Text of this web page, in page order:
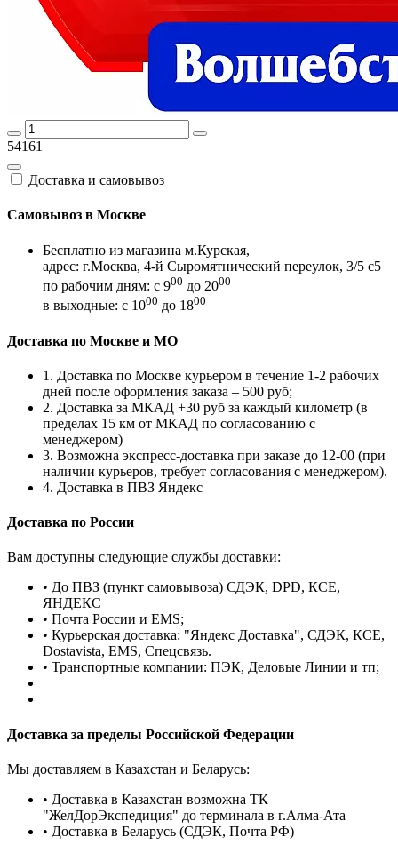
54161
Доставка и самовывоз
Самовывоз в Москве
Бесплатно из магазина м.Курская,
адрес: г.Москва, 4-й Сыромятнический переулок, 3/5 с5
по рабочим дням: с 900 до 2000
в выходные: с 1000 до 1800
Доставка по Москве и МО
1. Доставка по Москве курьером в течение 1-2 рабочих
дней после оформления заказа – 500 руб;
2. Доставка за МКАД +30 руб за каждый километр (в
пределах 15 км от МКАД по согласованию с
менеджером)
3. Возможна экспресс-доставка при заказе до 12-00 (при
наличии курьеров, требует согласования с менеджером).
4. Доставка в ПВЗ Яндекс
Доставка по России
Вам доступны следующие службы доставки:
• До ПВЗ (пункт самовывоза) СДЭК, DPD, КСЕ,
ЯНДЕКС
• Почта России и EMS;
• Курьерская доставка: "Яндекс Доставка", СДЭК, КСЕ,
Dostavista, EMS, Спецсвязь.
• Транспортные компании: ПЭК, Деловые Линии и тп;
Доставка за пределы Российской Федерации
Мы доставляем в Казахстан и Беларусь:
• Доставка в Казахстан возможна ТК
"ЖелДорЭкспедиция" до терминала в г.Алма-Ата
• Доставка в Беларусь (СДЭК, Почта РФ)